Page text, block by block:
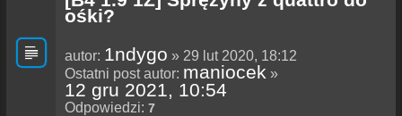
ośki?
autor: 1ndygo » 29 lut 2020, 18:12
Ostatni post autor: maniocek »
12 gru 2021, 10:54
Odpowiedzi: 7